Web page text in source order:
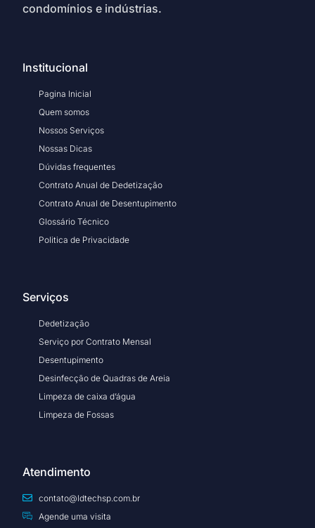
condomínios e indústrias.
Institucional
Pagina Inicial
Quem somos
Nossos Serviços
Nossas Dicas
Dúvidas frequentes
Contrato Anual de Dedetização
Contrato Anual de Desentupimento
Glossário Técnico
Politica de Privacidade
Serviços
Dedetização
Serviço por Contrato Mensal
Desentupimento
Desinfecção de Quadras de Areia
Limpeza de caixa d’água
Limpeza de Fossas
Atendimento
contato@ldtechsp.com.br
Agende uma visita